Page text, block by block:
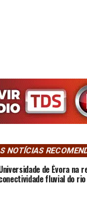
NOTÍCIAS
de Évora na
fluvial do